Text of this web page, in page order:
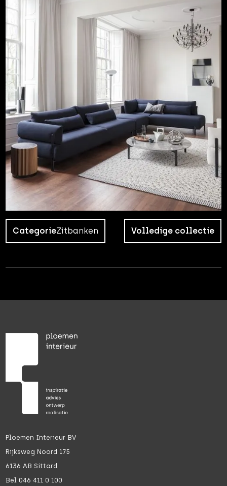
CategorieZitbanken Volledige collectie
Ploemen Interieur BV
Rijksweg Noord 175
6136 AB Sittard
Bel 046 411 0 100